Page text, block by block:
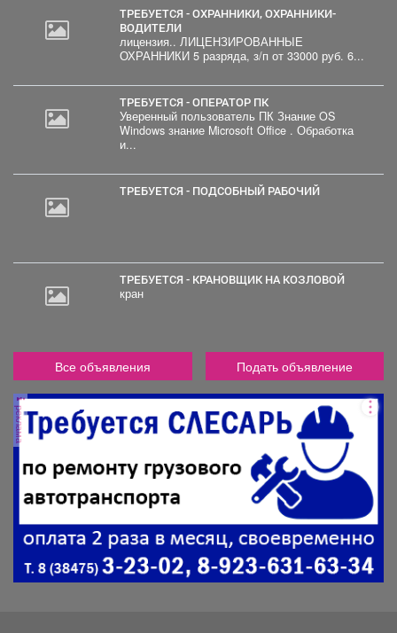
ТРЕБУЕТСЯ - ОХРАННИКИ, ОХРАННИКИ-
ВОДИТЕЛИ
лицензия.. ЛИЦЕНЗИРОВАННЫЕ
ОХРАННИКИ 5 разряда, з/п от 33000 руб. 6...
ТРЕБУЕТСЯ - ОПЕРАТОР ПК
Уверенный пользователь ПК Знание OS
Windows знание Microsoft Office . Обработка
и...
ТРЕБУЕТСЯ - ПОДСОБНЫЙ РАБОЧИЙ
ТРЕБУЕТСЯ - КРАНОВЩИК НА КОЗЛОВОЙ
кран
Все объявления Подать объявление
реклама